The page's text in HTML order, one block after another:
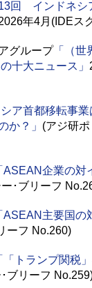
13回 インドネ
年4月(IDEス
グループ「（世
十大ニュース」
シア首都移転事
か？」 (アジ研
ASEAN企業の対
･ブリーフ
ASEAN主要国の
ーフ No.260)
「トランプ関税
ブリーフ